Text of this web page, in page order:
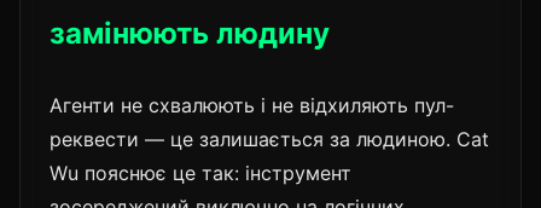
замінюють людину
Агенти не схвалюють і не відхиляють пул-
реквести — це залишається за людиною. Cat
Wu пояснює це так: інструмент